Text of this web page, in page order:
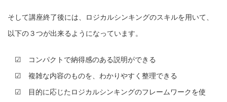
そして講座終了後には、ロジカルシンキングのスキルを用いて、
以下の３つが出来るようになっています。
☑ コンパクトで納得感のある説明ができる
☑ 複雑な内容のものを、わかりやすく整理できる
☑ 目的に応じたロジカルシンキングのフレームワークを使